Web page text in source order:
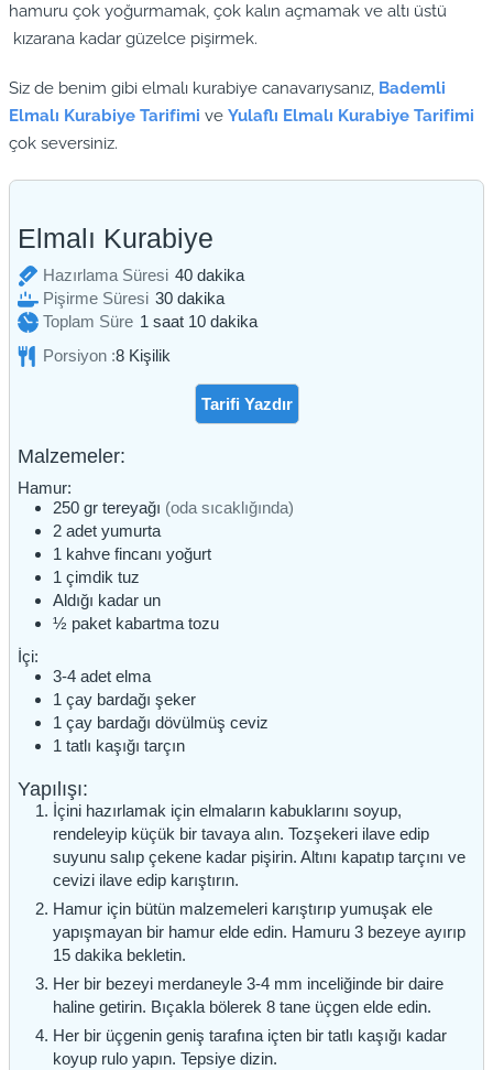
hamuru çok yoğurmamak, çok kalın açmamak ve altı üstü
kızarana kadar güzelce pişirmek.
Siz de benim gibi elmalı kurabiye canavarıysanız, Bademli
Elmalı Kurabiye Tarifimi ve Yulaflı Elmalı Kurabiye Tarifimi
çok seversiniz.
Elmalı Kurabiye
Hazırlama Süresi 40dakika
dakika
Pişirme Süresi 30dakika
dakika
Toplam Süre 1 saat
saat 10dakika
dakika
Porsiyon :8 Kişilik
Tarifi Yazdır
Malzemeler:
Hamur:
250 gr tereyağı (oda sıcaklığında)
2 adet yumurta
1 kahve fincanı yoğurt
1 çimdik tuz
Aldığı kadar un
½ paket kabartma tozu
İçi:
3-4 adet elma
1 çay bardağı şeker
1 çay bardağı dövülmüş ceviz
1 tatlı kaşığı tarçın
Yapılışı:
İçini hazırlamak için elmaların kabuklarını soyup,
rendeleyip küçük bir tavaya alın. Tozşekeri ilave edip
suyunu salıp çekene kadar pişirin. Altını kapatıp tarçını ve
cevizi ilave edip karıştırın.
Hamur için bütün malzemeleri karıştırıp yumuşak ele
yapışmayan bir hamur elde edin. Hamuru 3 bezeye ayırıp
15 dakika bekletin.
Her bir bezeyi merdaneyle 3-4 mm inceliğinde bir daire
haline getirin. Bıçakla bölerek 8 tane üçgen elde edin.
Her bir üçgenin geniş tarafına içten bir tatlı kaşığı kadar
koyup rulo yapın. Tepsiye dizin.